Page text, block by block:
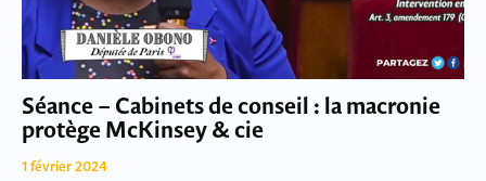
Séance – Cabinets de conseil : la macronie
protège McKinsey & cie
1 février 2024